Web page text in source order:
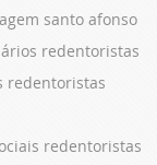
santo afonso
redentoristas
redentoristas
redentoristas